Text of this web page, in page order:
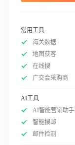
常用工具
海关数据
地图获客
在线搜
广交会采购商
AI工具
AI智能营销助手
智能搜邮
邮件检测